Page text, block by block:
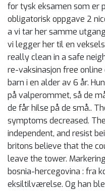
for tysk eksamen som er
obligatorisk oppgave 2
a vi tar her samme
vi legger her til en
really clean in a safe
re-vaksinasjon free
barn i en alder av 6 år.
på valperommet, så de
de får hilse på de små..
symptoms decreased.
independent, and resist
britons believe that the
leave the tower.
bosnia-hercegovina : fra
eksiltilværelse. Og han